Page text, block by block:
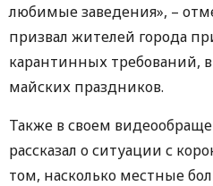
любимые заведения», –
призвал жителей города
карантинных требований,
майских праздников.
Также в своем
рассказал о ситуации с
том, насколько местные